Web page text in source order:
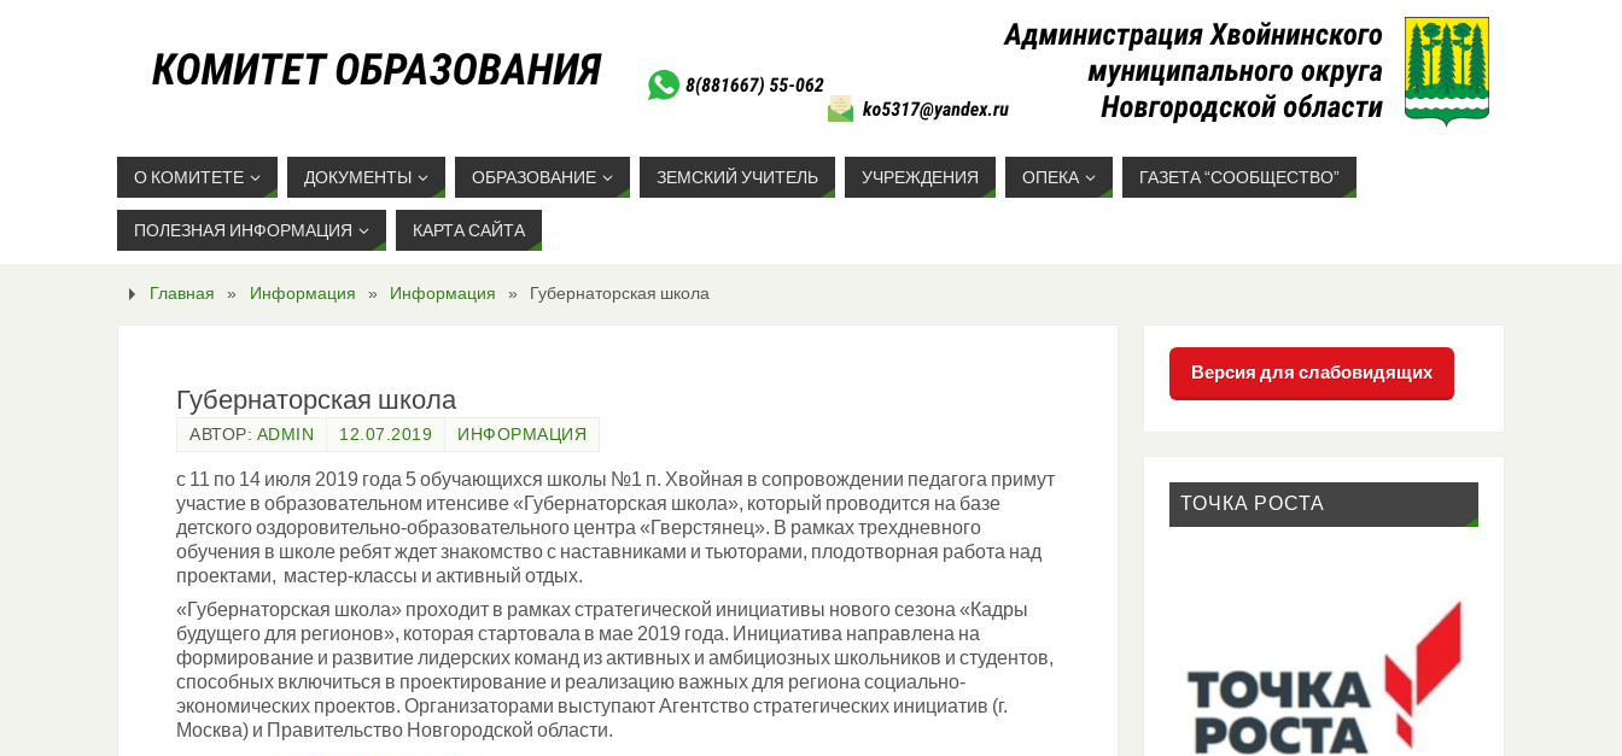
О КОМИТЕТЕ ДОКУМЕНТЫ ОБРАЗОВАНИЕ ЗЕМСКИЙ УЧИТЕЛЬ УЧРЕЖДЕНИЯ ОПЕКА ГАЗЕТА “СООБЩЕСТВО”
ПОЛЕЗНАЯ ИНФОРМАЦИЯ КАРТА САЙТА
Главная » Информация » Информация » Губернаторская школа
Губернаторская школа
АВТОР: ADMIN 12.07.2019 ИНФОРМАЦИЯ
с 11 по 14 июля 2019 года 5 обучающихся школы №1 п. Хвойная в сопровождении педагога примут
участие в образовательном итенсиве «Губернаторская школа», который проводится на базе
детского оздоровительно-образовательного центра «Гверстянец». В рамках трехдневного
обучения в школе ребят ждет знакомство с наставниками и тьюторами, плодотворная работа над
проектами, мастер-классы и активный отдых.
«Губернаторская школа» проходит в рамках стратегической инициативы нового сезона «Кадры
будущего для регионов», которая стартовала в мае 2019 года. Инициатива направлена на
формирование и развитие лидерских команд из активных и амбициозных школьников и студентов,
способных включиться в проектирование и реализацию важных для региона социально-
экономических проектов. Организаторами выступают Агентство стратегических инициатив (г.
Москва) и Правительство Новгородской области.
Версия для слабовидящих
ТОЧКА РОСТА